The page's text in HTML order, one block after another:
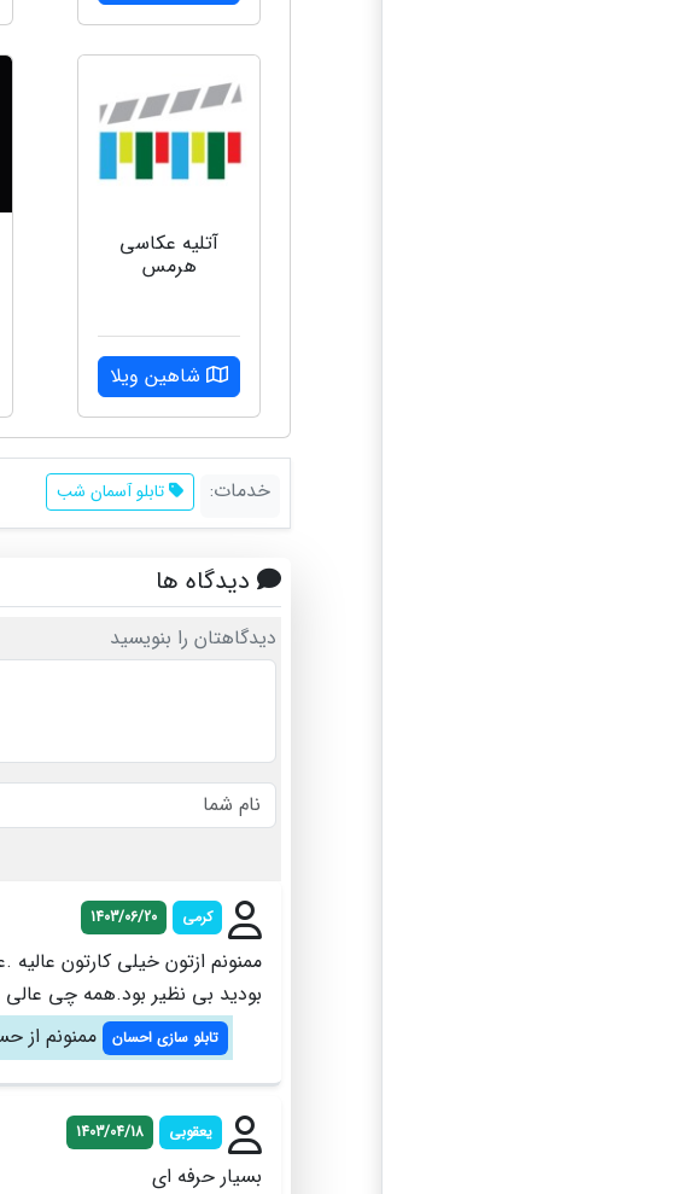
آتلیه عکاسی
هرمس
شاهین ویلا
خدمات: تابلو آسمان شب
دیدگاه ها
دیدگاهتان را بنویسید
کرمی 1403/06/20
ممنونم ازتون خیلی کارتون
بودید بی نظیر بود.همه چی
تابلو سازی احسان ممنونم از
یعقوبی 1403/04/18
بسیار حرفه ای